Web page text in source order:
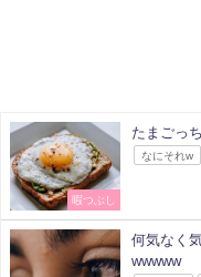
暇つぶし
たまごっ
なにそれw
何気なく
wwwww